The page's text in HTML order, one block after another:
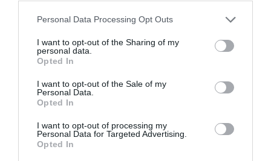
Personal Data Processing Opt Outs
I want to opt-out of the Sharing of my
personal data.
Opted In
I want to opt-out of the Sale of my
Personal Data.
Opted In
I want to opt-out of processing my
Personal Data for Targeted Advertising.
Opted In
AfegirVIA Empresacom a font preferida de
Google de forma gratuïta
Estigues informat amb les últimes notícies d'actualitat